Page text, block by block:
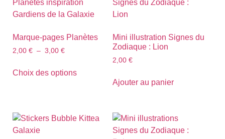
Marque-pages Planètes
2,00 € – 3,00 €
Choix des options
Mini illustration Signes du
Zodiaque : Lion
2,00 €
Ajouter au panier